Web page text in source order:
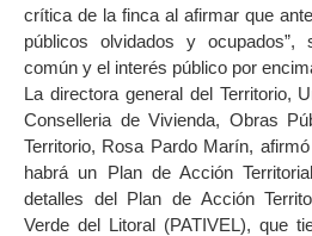
crítica de la finca al afirmar que
públicos olvidados y
común y el interés público por
La directora general del Territorio,
Conselleria de Vivienda, Obras
Territorio, Rosa Pardo Marín,
habrá un Plan de Acción
detalles del Plan de Acción
Verde del Litoral (PATIVEL), que